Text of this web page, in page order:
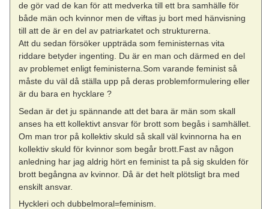
de gör vad de kan för att medverka till ett bra samhälle för
både män och kvinnor men de viftas ju bort med hänvisning
till att de är en del av patriarkatet och strukturerna.
Att du sedan försöker uppträda som feministernas vita
riddare betyder ingenting. Du är en man och därmed en del
av problemet enligt feministerna.Som varande feminist så
måste du väl då ställa upp på deras problemformulering eller
är du bara en hycklare ?
Sedan är det ju spännande att det bara är män som skall
anses ha ett kollektivt ansvar för brott som begås i samhället.
Om man tror på kollektiv skuld så skall väl kvinnorna ha en
kollektiv skuld för kvinnor som begår brott.Fast av någon
anledning har jag aldrig hört en feminist ta på sig skulden för
brott begångna av kvinnor. Då är det helt plötsligt bra med
enskilt ansvar.
Hyckleri och dubbelmoral=feminism.